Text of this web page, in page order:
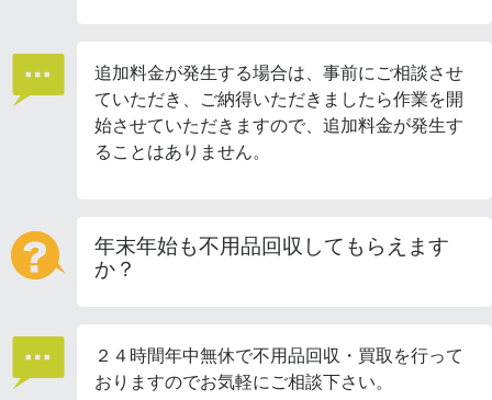
追加料金が発生する場合は、事前にご相談させ
ていただき、ご納得いただきましたら作業を開
始させていただきますので、追加料金が発生す
ることはありません。
年末年始も不用品回収してもらえます
か？
２４時間年中無休で不用品回収・買取を行って
おりますのでお気軽にご相談下さい。